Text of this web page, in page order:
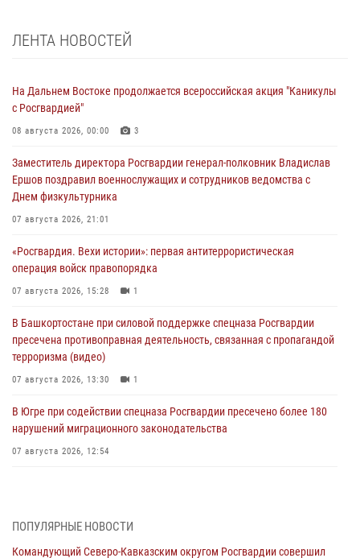
ЛЕНТА НОВОСТЕЙ
На Дальнем Востоке продолжается всероссийская акция "Каникулы
с Росгвардией"
08 августа 2026, 00:00 3
Заместитель директора Росгвардии генерал-полковник Владислав
Ершов поздравил военнослужащих и сотрудников ведомства с
Днем физкультурника
07 августа 2026, 21:01
«Росгвардия. Вехи истории»: первая антитеррористическая
операция войск правопорядка
07 августа 2026, 15:28 1
В Башкортостане при силовой поддержке спецназа Росгвардии
пресечена противоправная деятельность, связанная с пропагандой
терроризма (видео)
07 августа 2026, 13:30 1
В Югре при содействии спецназа Росгвардии пресечено более 180
нарушений миграционного законодательства
07 августа 2026, 12:54
Росгвардии (видео)
ПОПУЛЯРНЫЕ НОВОСТИ
Командующий Северо-Кавказским округом Росгвардии совершил